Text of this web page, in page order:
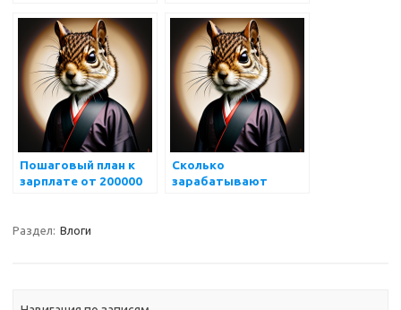
ДЕЛАЕТ
ТЕСТИРОВЩИК?
Пошаговый план к
зарплате от 200000
Сколько
зарабатывают
Раздел: Влоги